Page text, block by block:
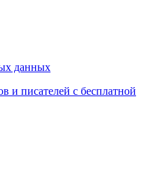
данных
и писателей с бесплатной